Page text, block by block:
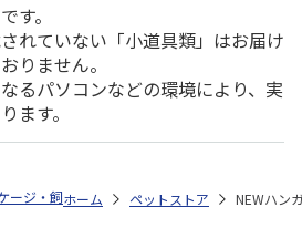
す。
れていない「小道具類」はお届け
りません。
るパソコンなどの環境により、実
ます。
ージ・飼育その他用品 餌やり・水やり用品
ホーム ペットストア NEWハン